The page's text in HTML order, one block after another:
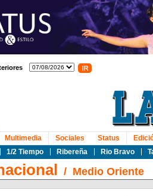
1/2 Tiempo Ribereña Rio Bravo
Multimedia Sociales Status
/ Medio Oriente